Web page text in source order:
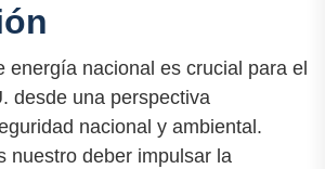
energía nacional es crucial para el
desde una perspectiva
nacional y ambiental.
nuestro deber impulsar la